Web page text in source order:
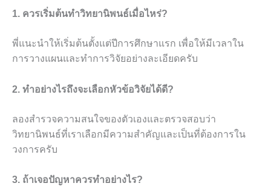
1. ควรเริ่มต้นทำวิทยานิพนธ์เมื่อไหร่?
พี่แนะนำให้เริ่มต้นตั้งแต่ปีการศึกษาแรก เพื่อให้มีเวลาใน
การวางแผนและทำการวิจัยอย่างละเอียดครับ
2. ทำอย่างไรถึงจะเลือกหัวข้อวิจัยได้ดี?
ลองสำรวจความสนใจของตัวเองและตรวจสอบว่า
วิทยานิพนธ์ที่เราเลือกมีความสำคัญและเป็นที่ต้องการใน
วงการครับ
3. ถ้าเจอปัญหาควรทำอย่างไร?